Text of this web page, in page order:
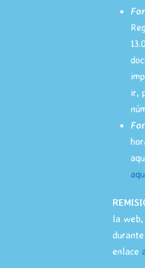
ir,
la
enlace